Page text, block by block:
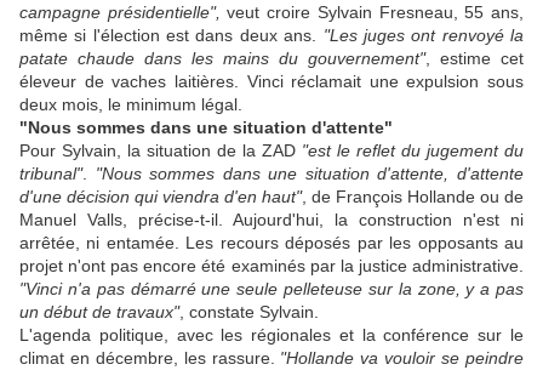
campagne présidentielle",veut croire Sylvain Fresneau, 55 ans,
même si l'élection est dans deux ans. "Les juges ont renvoyé la
patate chaude dans les mains du gouvernement", estime cet
éleveur de vaches laitières. Vinci réclamait une expulsion sous
deux mois, le minimum légal.
"Nous sommes dans une situation d'attente"
Pour Sylvain, la situation de la ZAD "est le reflet du jugement du
tribunal". "Nous sommes dans une situation d'attente, d'attente
d'une décision qui viendra d'en haut", de François Hollande ou de
Manuel Valls, précise-t-il. Aujourd'hui, la construction n'est ni
arrêtée, ni entamée. Les recours déposés par les opposants au
projet n'ont pas encore été examinés par la justice administrative.
"Vinci n'a pas démarré une seule pelleteuse sur la zone, y a pas
un début de travaux", constate Sylvain.
L'agenda politique, avec les régionales et la conférence sur le
climat en décembre, les rassure. "Hollande va vouloir se peindre